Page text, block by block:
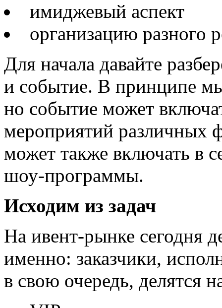
имиджевый аспект
организацию разного
Для начала давайте
и событие. В принципе
но событие может
мероприятий различных
может также включать в
шоу-программы.
Исходим из задач
На ивент-рынке сегодня
именно: заказчики,
в свою очередь, делятся